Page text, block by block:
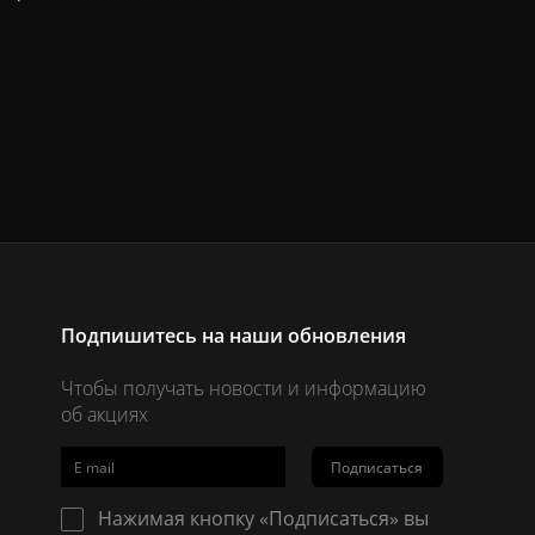
Подпишитесь на наши обновления
Чтобы получать новости и информацию
об акциях
Подписаться
Нажимая кнопку «Подписаться» вы